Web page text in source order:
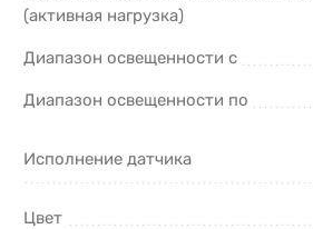
(активная нагрузка)
Диапазон освещенности с
Диапазон освещенности по
Исполнение датчика
Цвет